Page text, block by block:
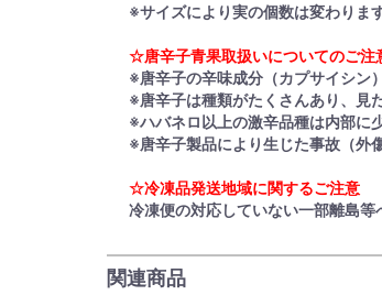
※サイズにより実の個数は変わります
☆唐辛子青果取扱いについてのご注
※唐辛子の辛味成分（カプサイシン
※唐辛子は種類がたくさんあり、見
※ハバネロ以上の激辛品種は内部に
※唐辛子製品により生じた事故（外
☆冷凍品発送地域に関するご注意
冷凍便の対応していない一部離島等
関連商品